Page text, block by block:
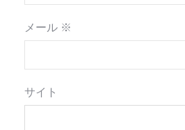
メール ※
サイト